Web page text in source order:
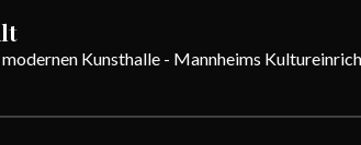
Kunsthalle - Mannheims